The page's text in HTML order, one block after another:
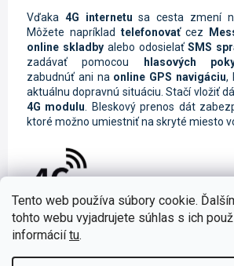
Tento web používa súbory cookie.
tohto webu vyjadrujete súhlas s ich
informáciítu.
Vďaka 4G internetu sa cesta zmení
Môžete napríklad telefonovaťcez
online skladbyalebo odosielaťSMS
zadávať pomocou hlasových
zabudnúť ani na online GPS navigáciu,
aktuálnu dopravnú situáciu. Stačí vložiť
4G modulu . Bleskový prenos dát
ktoré možno umiestniť na skryté miesto
Hudba z mobilu alebo
Počúvanie obľúbených skladieb počas
neuveriteľne skrátiť čas cesty. Vďaka